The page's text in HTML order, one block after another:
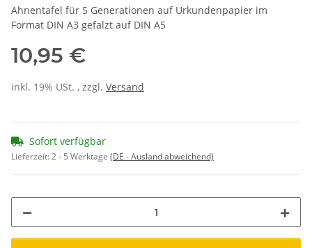
Ahnentafel für 5 Generationen auf Urkundenpapier im
Format DIN A3 gefalzt auf DIN A5
10,95 €
inkl. 19% USt. , zzgl. Versand
Sofort verfügbar
Lieferzeit:2 - 5 Werktage (DE - Ausland abweichend)